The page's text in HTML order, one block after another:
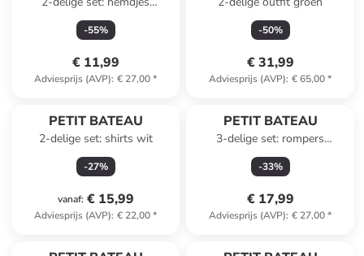
crème/lichtblauw
-55%
€ 11,99
Adviesprijs (AVP): € 27,00*
-50%
€ 31,99
Adviesprijs (AVP): € 65,00*
PETIT BATEAU
2-delige set: shirts wit
-27%
vanaf: € 15,99
Adviesprijs (AVP): € 22,00*
PETIT BATEAU
3-delige set: rompers
wit/blauw
-33%
€ 17,99
Adviesprijs (AVP): € 27,00*